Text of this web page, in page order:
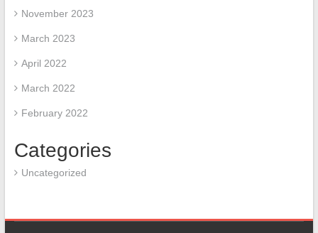
November 2023
March 2023
April 2022
March 2022
February 2022
Categories
Uncategorized